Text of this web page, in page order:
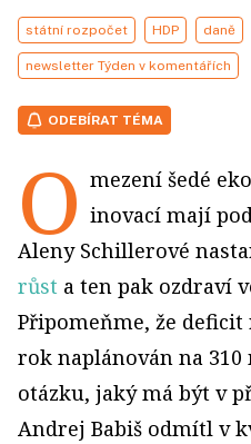
státní rozpočet HDP daně
newsletter Týden v komentářích
ODEBÍRAT TÉMA
O mezení šedé
inovací mají
Aleny Schillerové
růst a ten pak ozdraví
Připomeňme, že
rok naplánován na
otázku, jaký má být v
Andrej Babiš odmítl v